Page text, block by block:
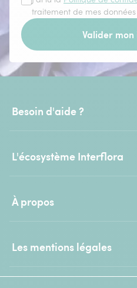
traitement de mes données
Valider
Besoin d'aide ?
L'écosystème Interflora
À propos
Les mentions légales